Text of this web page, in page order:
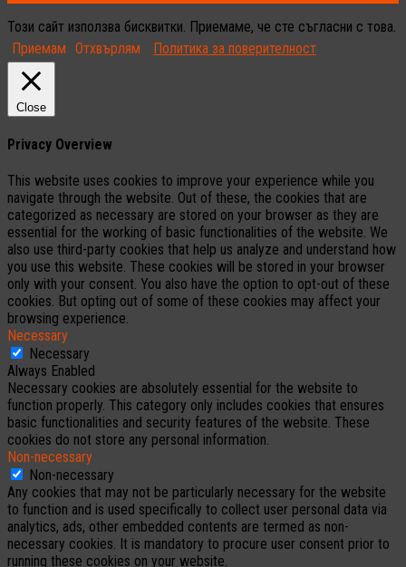
Този сайт използва бисквитки. Приемаме, че сте съгласни с това.
Приемам Отхвърлям Политика за поверителност
Close
Privacy Overview
This website uses cookies to improve your experience while you
navigate through the website. Out of these, the cookies that are
categorized as necessary are stored on your browser as they are
essential for the working of basic functionalities of the website. We
also use third-party cookies that help us analyze and understand how
you use this website. These cookies will be stored in your browser
only with your consent. You also have the option to opt-out of these
cookies. But opting out of some of these cookies may affect your
browsing experience.
Necessary
Necessary
Always Enabled
Necessary cookies are absolutely essential for the website to
function properly. This category only includes cookies that ensures
basic functionalities and security features of the website. These
cookies do not store any personal information.
Non-necessary
Non-necessary
Any cookies that may not be particularly necessary for the website
to function and is used specifically to collect user personal data via
analytics, ads, other embedded contents are termed as non-
necessary cookies. It is mandatory to procure user consent prior to
running these cookies on your website.